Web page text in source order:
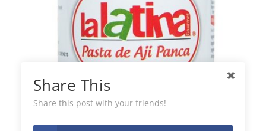
Share This
Share this post with your friends!